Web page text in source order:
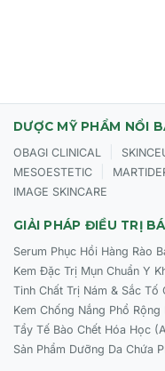
cấu trúc biểu bì cho làn
Đối tượng sử dụng
DƯỢC MỸ PHẨM NỔI
OBAGI CLINICAL
MESOESTETIC
IMAGE SKINCARE
GIẢI PHÁP ĐIỀU TRỊ
Serum Phục Hồi Hàng Rào
Kem Đặc Trị Mụn Chuẩn Y
Tinh Chất Trị Nám & Sắc Tố
Kem Chống Nắng Phổ Rộng
Tẩy Tế Bào Chết Hóa Học
Sản Phẩm Dưỡng Da Chứa